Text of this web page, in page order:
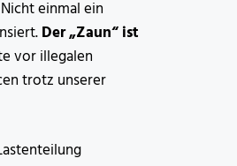
einmal ein
Der „Zaun“ ist
vor illegalen
trotz unserer